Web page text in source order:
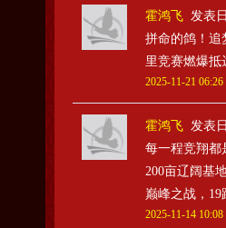
霍鸿飞 发表
拼命的鸽！追
里竞赛燃爆抵
2025-11-21 06:26
霍鸿飞 发表
每一程竞翔都
200亩辽阔基
巅峰之战，19
2025-11-14 10:08